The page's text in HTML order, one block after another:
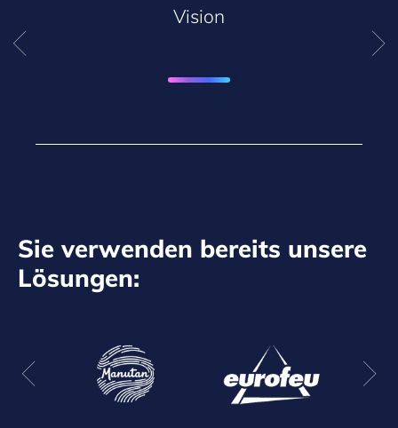
Vision
Sie verwenden bereits unsere
Lösungen: